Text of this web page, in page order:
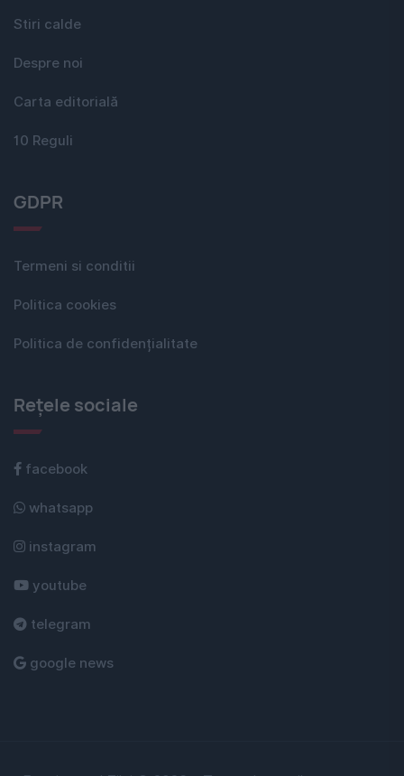
Stiri calde
Despre noi
Carta editorială
10 Reguli
GDPR
Termeni si conditii
Politica cookies
Politica de confidențialitate
Rețele sociale
facebook
whatsapp
instagram
youtube
telegram
google news